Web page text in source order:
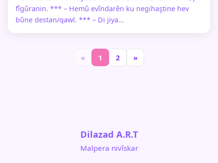
fîgûranin. *** – Hemû evîndarên ku negihaştine hev
bûne destan/qawl. *** – Di jiya...
« 1 2 »
Dilazad A.R.T
Malpera nivîskar